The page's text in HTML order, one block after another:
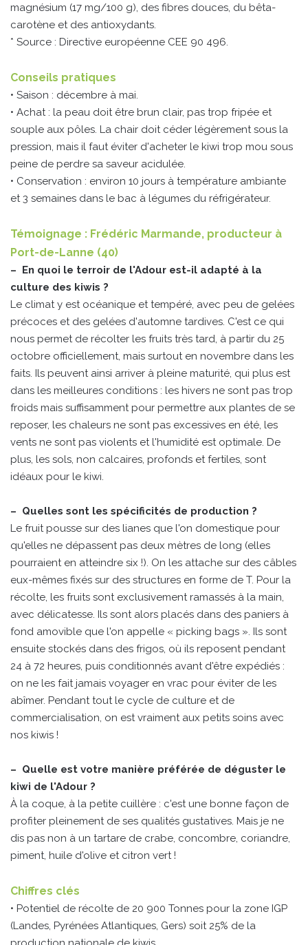
magnésium (17 mg/100 g), des fibres douces, du bêta-
carotène et des antioxydants.
* Source : Directive européenne CEE 90 496.
Conseils pratiques
• Saison : décembre à mai.
• Achat : la peau doit être brun clair, pas trop fripée et
souple aux pôles. La chair doit céder légèrement sous la
pression, mais il faut éviter d'acheter le kiwi trop mou sous
peine de perdre sa saveur acidulée.
• Conservation : environ 10 jours à température ambiante
et 3 semaines dans le bac à légumes du réfrigérateur.
Témoignage : Frédéric Marmande, producteur à
Port-de-Lanne (40)
– En quoi le terroir de l'Adour est-il adapté à la
culture des kiwis ?
Le climat y est océanique et tempéré, avec peu de gelées
précoces et des gelées d'automne tardives. C'est ce qui
nous permet de récolter les fruits très tard, à partir du 25
octobre officiellement, mais surtout en novembre dans les
faits. Ils peuvent ainsi arriver à pleine maturité, qui plus est
dans les meilleures conditions : les hivers ne sont pas trop
froids mais suffisamment pour permettre aux plantes de se
reposer, les chaleurs ne sont pas excessives en été, les
vents ne sont pas violents et l'humidité est optimale. De
plus, les sols, non calcaires, profonds et fertiles, sont
idéaux pour le kiwi.
– Quelles sont les spécificités de production ?
Le fruit pousse sur des lianes que l'on domestique pour
qu'elles ne dépassent pas deux mètres de long (elles
pourraient en atteindre six !). On les attache sur des câbles
eux-mêmes fixés sur des structures en forme de T. Pour la
récolte, les fruits sont exclusivement ramassés à la main,
avec délicatesse. Ils sont alors placés dans des paniers à
fond amovible que l'on appelle « picking bags ». Ils sont
ensuite stockés dans des frigos, où ils reposent pendant
24 à 72 heures, puis conditionnés avant d'être expédiés :
on ne les fait jamais voyager en vrac pour éviter de les
abîmer. Pendant tout le cycle de culture et de
commercialisation, on est vraiment aux petits soins avec
nos kiwis !
– Quelle est votre manière préférée de déguster le
kiwi de l'Adour ?
À la coque, à la petite cuillère : c'est une bonne façon de
profiter pleinement de ses qualités gustatives. Mais je ne
dis pas non à un tartare de crabe, concombre, coriandre,
piment, huile d'olive et citron vert !
Chiffres clés
• Potentiel de récolte de 20 900 Tonnes pour la zone IGP
(Landes, Pyrénées Atlantiques, Gers) soit 25% de la